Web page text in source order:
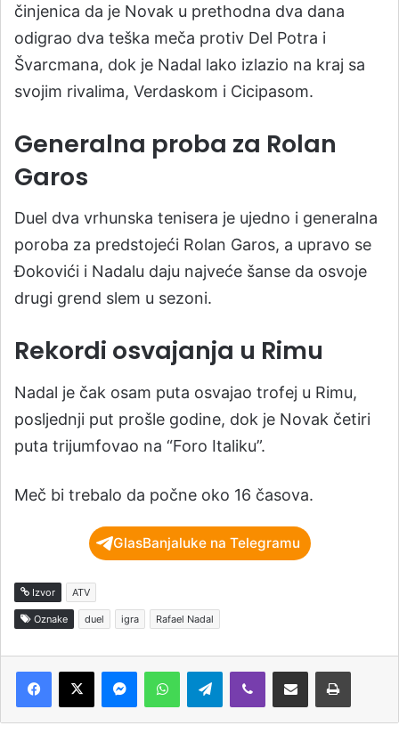
činjenica da je Novak u prethodna dva dana
odigrao dva teška meča protiv Del Potra i
Švarcmana, dok je Nadal lako izlazio na kraj sa
svojim rivalima, Verdaskom i Cicipasom.
Generalna proba za Rolan
Garos
Duel dva vrhunska tenisera je ujedno i generalna
poroba za predstojeći Rolan Garos, a upravo se
Đokovići i Nadalu daju najveće šanse da osvoje
drugi grend slem u sezoni.
Rekordi osvajanja u Rimu
Nadal je čak osam puta osvajao trofej u Rimu,
posljednji put prošle godine, dok je Novak četiri
puta trijumfovao na “Foro Italiku”.
Meč bi trebalo da počne oko 16 časova.
GlasBanjaluke na Telegramu
Izvor ATV
Oznake duel igra Rafael Nadal
Telegram